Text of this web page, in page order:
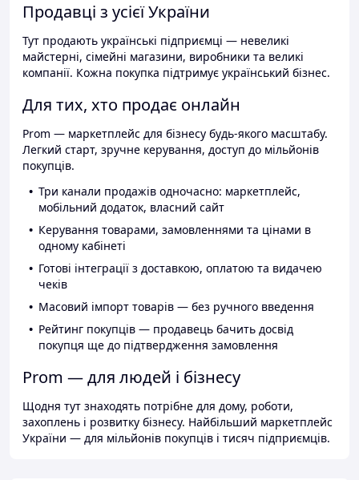
Продавці з усієї України
Тут продають українські підприємці — невеликі
майстерні, сімейні магазини, виробники та великі
компанії. Кожна покупка підтримує український бізнес.
Для тих, хто продає онлайн
Prom — маркетплейс для бізнесу будь-якого масштабу.
Легкий старт, зручне керування, доступ до мільйонів
покупців.
Три канали продажів одночасно: маркетплейс,
мобільний додаток, власний сайт
Керування товарами, замовленнями та цінами в
одному кабінеті
Готові інтеграції з доставкою, оплатою та видачею
чеків
Масовий імпорт товарів — без ручного введення
Рейтинг покупців — продавець бачить досвід
покупця ще до підтвердження замовлення
Prom — для людей і бізнесу
Щодня тут знаходять потрібне для дому, роботи,
захоплень і розвитку бізнесу. Найбільший маркетплейс
України — для мільйонів покупців і тисяч підприємців.